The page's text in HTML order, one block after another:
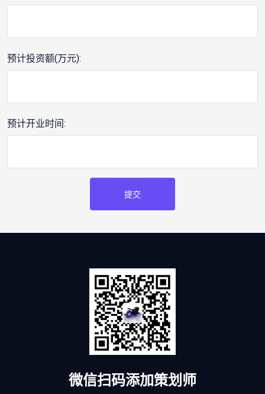
预计投资额(万元):
预计开业时间:
提交
微信扫码添加策划师